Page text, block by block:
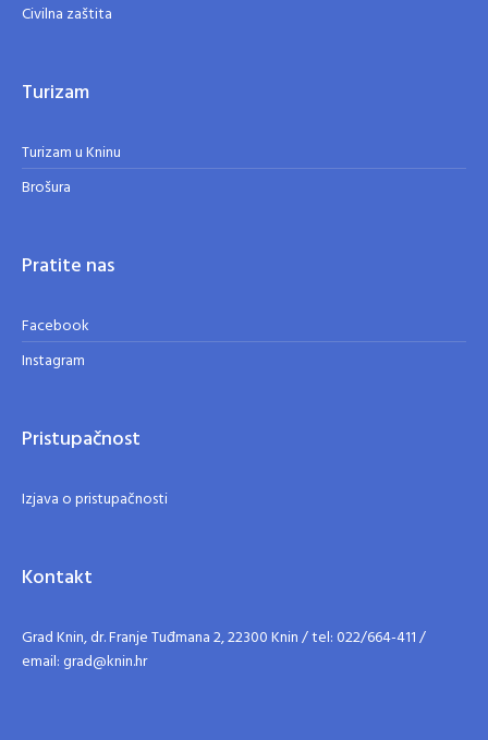
Civilna zaštita
Turizam
Turizam u Kninu
Brošura
Pratite nas
Facebook
Instagram
Pristupačnost
Izjava o pristupačnosti
Kontakt
Grad Knin, dr. Franje Tuđmana 2, 22300 Knin / tel: 022/664-411 /
email: grad@knin.hr